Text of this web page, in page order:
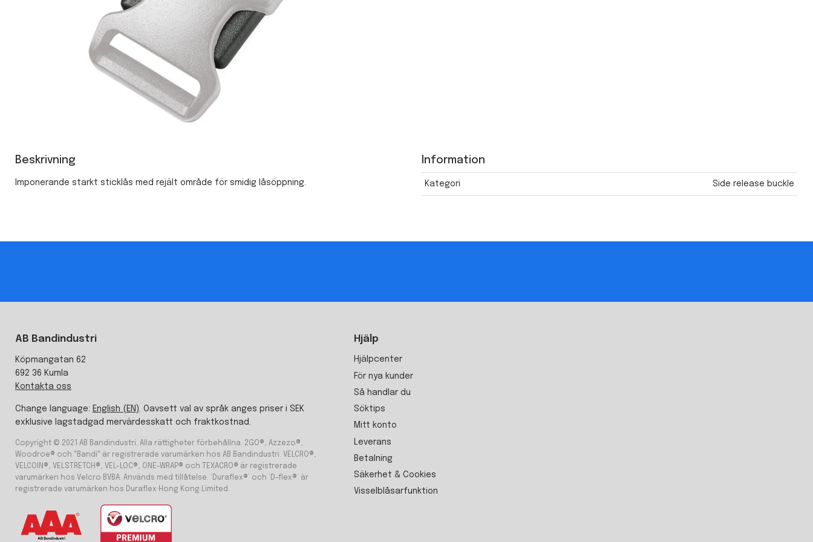
Beskrivning
Imponerande starkt sticklås med rejält område för smidig låsöppning.
Information
Kategori Side release buckle
AB Bandindustri
Köpmangatan 62
692 36 Kumla
Kontakta oss
Change language: English (EN). Oavsett val av språk anges priser i SEK
exklusive lagstadgad mervärdesskatt och fraktkostnad.
Copyright © 2021 AB Bandindustri. Alla rättigheter förbehållna. 2GO®, Azzezo®,
Woodroe® och "Bandi" är registrerade varumärken hos AB Bandindustri. VELCRO®,
VELCOIN®, VELSTRETCH®, VEL-LOC®, ONE-WRAP® och TEXACRO® är registrerade
varumärken hos Velcro BVBA. Används med tillåtelse. ‘Duraflex®’ och ‘D-flex®’ är
registrerade varumärken hos Duraflex Hong Kong Limited.
Hjälp
Hjälpcenter
För nya kunder
Så handlar du
Söktips
Mitt konto
Leverans
Betalning
Säkerhet & Cookies
Visselblåsarfunktion